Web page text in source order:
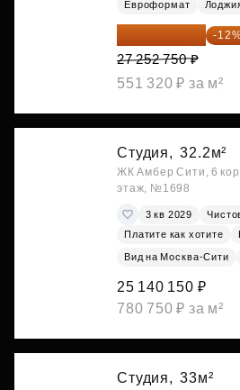
Евроформат
23 982 420 ₽ -
27 252 750 ₽
551 320 ₽ за м²
Студия, 32.2м²
ЖК Амбер Сити, 6
этаж, №1698
3 кв 2029
Платите как хотите
Вид на Москва-Сити
25 140 150 ₽
780 750 ₽ за м²
Студия, 33м²